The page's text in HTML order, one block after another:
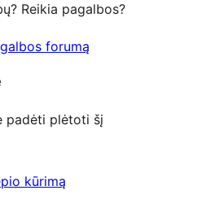
Reikia pagalbos?
forumą
padėti plėtoti šį
kūrimą